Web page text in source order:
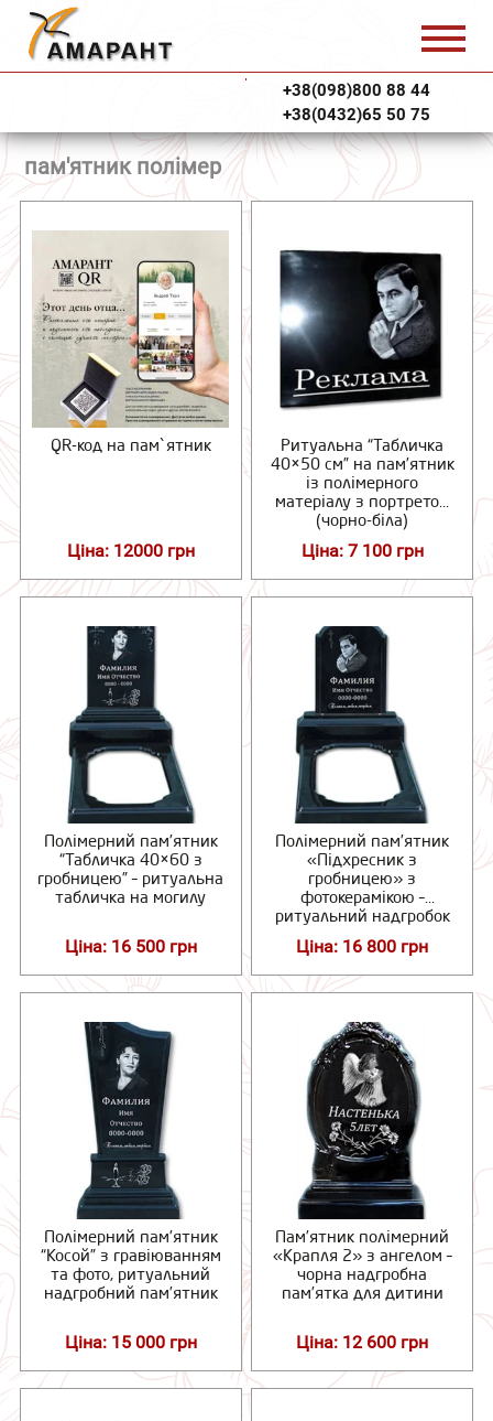
+38(098)800 88 44
+38(0432)65 50 75
пам'ятник полімер
QR-код на пам`ятник
Ціна: 12000 грн
Ритуальна “Табличка
40×50 см” на пам’ятник
із полімерного
матеріалу з портретом
(чорно-біла)
Ціна: 7 100 грн
Полімерний пам’ятник
“Табличка 40×60 з
гробницею” – ритуальна
табличка на могилу
Ціна: 16 500 грн
Полімерний пам’ятник
«Підхресник з
гробницею» з
фотокерамікою –
ритуальний надгробок
Ціна: 16 800 грн
Полімерний пам’ятник
“Косой” з гравіюванням
та фото, ритуальний
надгробний пам’ятник
Ціна: 15 000 грн
Пам’ятник полімерний
«Крапля 2» з ангелом –
чорна надгробна
пам’ятка для дитини
Ціна: 12 600 грн